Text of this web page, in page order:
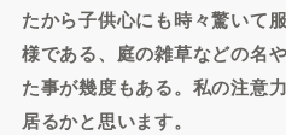
たから子供心にも時々驚いて
様である、庭の雑草などの名
た事が幾度もある。私の注意
居るかと思います。